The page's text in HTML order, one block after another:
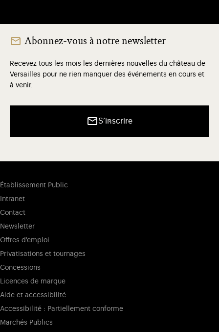
Abonnez-vous à notre newsletter
Recevez tous les mois les dernières nouvelles du château de
Versailles pour ne rien manquer des événements en cours et
à venir.
S’inscrire
Établissement Public
Intranet
Contact
Newsletter
Offres d'emploi
Privatisations et tournages
Concessions
Licences de marque
Aide et accessibilité
Accessibilité : Partiellement conforme
Marchés Publics